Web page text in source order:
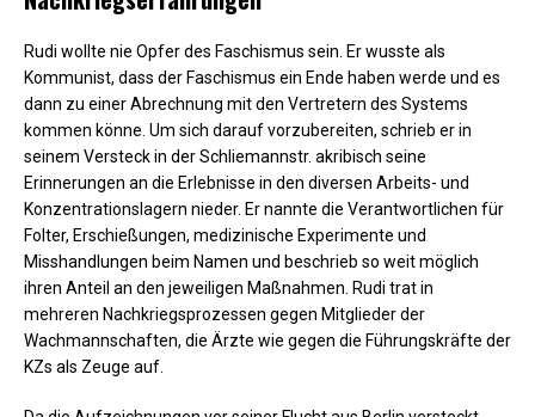
Rudi wollte nie Opfer des Faschismus sein. Er wusste als
Kommunist, dass der Faschismus ein Ende haben werde und es
dann zu einer Abrechnung mit den Vertretern des Systems
kommen könne. Um sich darauf vorzubereiten, schrieb er in
seinem Versteck in der Schliemannstr. akribisch seine
Erinnerungen an die Erlebnisse in den diversen Arbeits- und
Konzentrationslagern nieder. Er nannte die Verantwortlichen für
Folter, Erschießungen, medizinische Experimente und
Misshandlungen beim Namen und beschrieb so weit möglich
ihren Anteil an den jeweiligen Maßnahmen. Rudi trat in
mehreren Nachkriegsprozessen gegen Mitglieder der
Wachmannschaften, die Ärzte wie gegen die Führungskräfte der
KZs als Zeuge auf.